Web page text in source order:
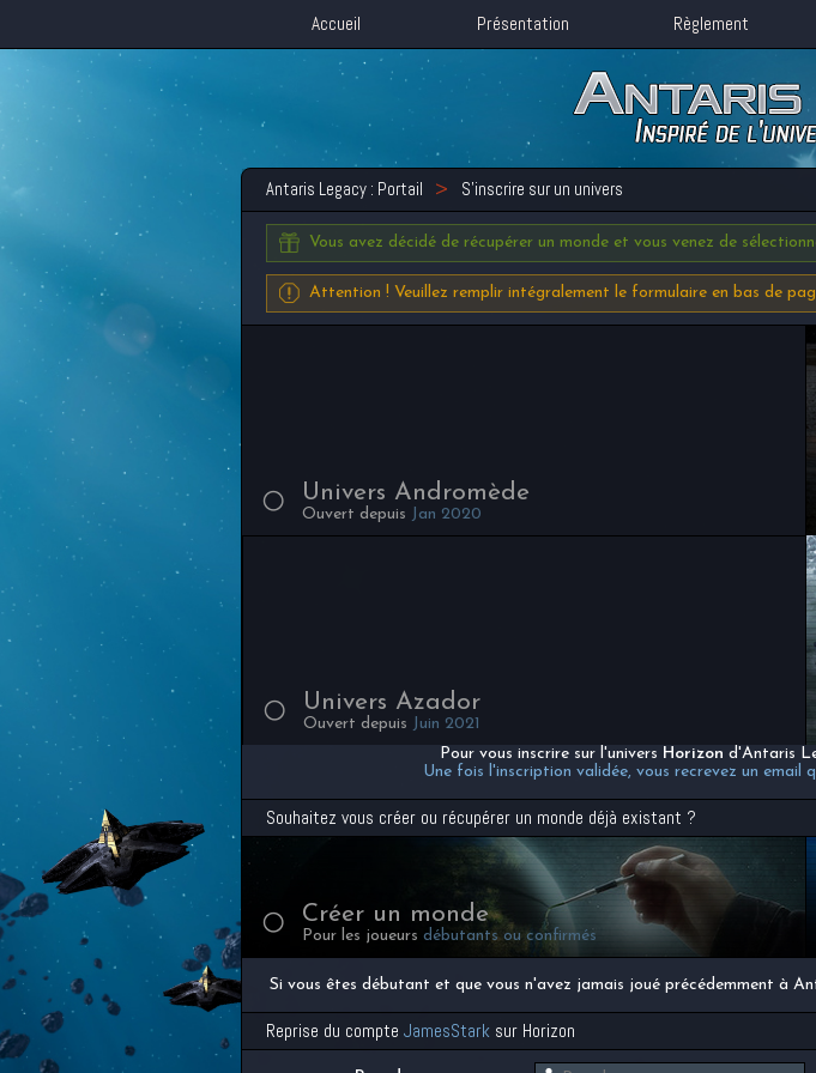
Accueil Présentation Règlement
Antaris Legacy : Portail S'inscrire sur un univers
Vous avez décidé de récupérer un monde et vous venez de
Attention ! Veuillez remplir intégralement le formulaire en bas de
Univers Andromède
Ouvert depuis Jan 2020
Univers Azador
Ouvert depuis Juin 2021
Pour vous inscrire sur l'univers Horizon d'Antaris
Une fois l'inscription validée, vous recrevez un
Souhaitez vous créer ou récupérer un monde déjà existant ?
Créer un monde
Pour les joueurs débutants ou confirmés
Si vous êtes débutant et que vous n'avez jamais joué précédemment à
Reprise du compte JamesStark sur Horizon